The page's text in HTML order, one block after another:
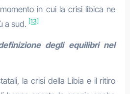
in cui la crisi libica ne
a sud.[13]
degli equilibri nel
la crisi della Libia e il ritiro